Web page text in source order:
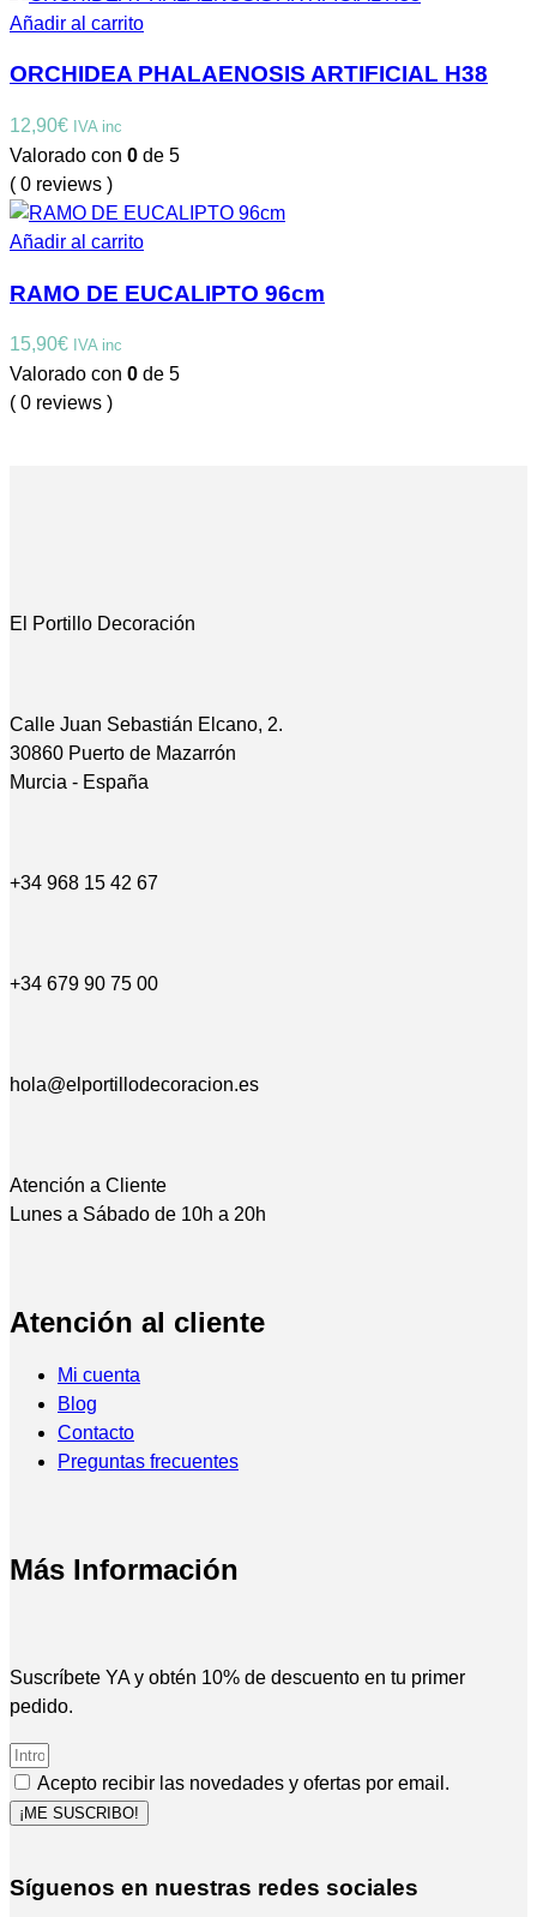
Añadir al carrito
ORCHIDEA PHALAENOSIS ARTIFICIAL H38
12,90€ IVA inc
Valorado con 0 de 5
( 0 reviews )
Añadir al carrito
RAMO DE EUCALIPTO 96cm
15,90€ IVA inc
Valorado con 0 de 5
( 0 reviews )
El Portillo Decoración
Calle Juan Sebastián Elcano, 2.
30860 Puerto de Mazarrón
Murcia - España
+34 968 15 42 67
+34 679 90 75 00
hola@elportillodecoracion.es
Atención a Cliente
Lunes a Sábado de 10h a 20h
Atención al cliente
Mi cuenta
Blog
Contacto
Preguntas frecuentes
Más Información
Suscríbete YA y obtén 10% de descuento en tu primer
pedido.
Acepto recibir las novedades y ofertas por email.
¡ME SUSCRIBO!
Síguenos en nuestras redes sociales